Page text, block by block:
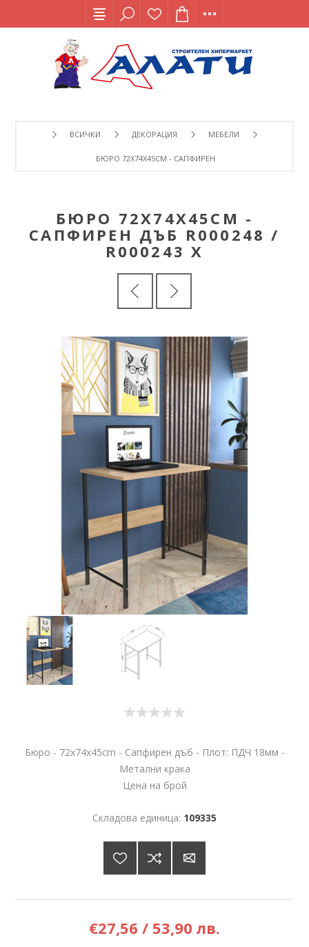
ВСИЧКИ ДЕКОРАЦИЯ МЕБЕЛИ
БЮРО 72Х74Х45CM - САПФИРЕН ДЪБ R000248 / R000243 Х
БЮРО 72Х74Х45CM -
САПФИРЕН ДЪБ R000248 /
R000243 Х
Бюро - 72х74х45cm - Сапфирен дъб - Плот: ПДЧ 18мм -
Метални крака
Цена на брой
Складова единица: 109335
€27,56 / 53,90 лв.